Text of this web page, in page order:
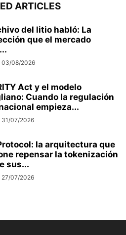
ARTICLES
del litio habló: La
que el mercado
03/08/2026
Act y el modelo
Cuando la regulación
empieza...
31/07/2026
la arquitectura que
repensar la tokenización
sus...
27/07/2026